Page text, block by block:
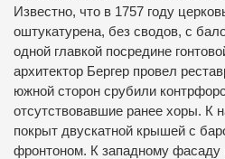
Известно, что в 1757 году
оштукатурена, без сводов, с
одной главкой посредине
архитектор Бергер провел
южной сторон срубили
отсутствовавшие ранее хоры. К
покрыт двускатной крышей с
фронтоном. К западному фасаду